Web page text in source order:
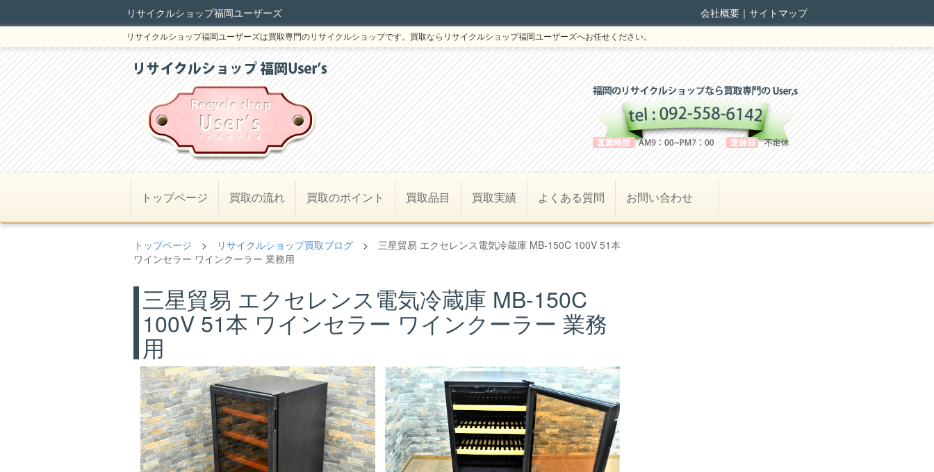
リサイクルショップ福岡ユーザーズ 会社概要｜ サイトマップ
リサイクルショップ福岡ユーザーズは買取専門のリサイクルショップです。買取ならリサイクルショップ福岡ユーザーズへお任せください。
トップページ 買取の流れ 買取のポイント 買取品目 買取実績 よくある質問 お問い合わせ
トップページ > リサイクルショップ買取ブログ > 三星貿易 エクセレンス電気冷蔵庫 MB-150C 100V 51本
ワインセラー ワインクーラー 業務用
三星貿易 エクセレンス電気冷蔵庫 MB-150C
100V 51本 ワインセラー ワインクーラー 業務
用